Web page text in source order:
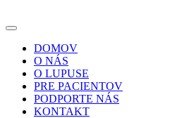
DOMOV
O NÁS
O LUPUSE
PRE PACIENTOV
PODPORTE NÁS
KONTAKT